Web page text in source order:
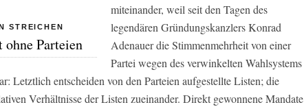
STREICHEN
Parteien
miteinander, weil seit den Tagen des
legendären Gründungskanzlers Konrad
Adenauer die Stimmenmehrheit von einer
Partei wegen des verwinkelten Wahlsystems
Letztlich entscheiden von den Parteien aufgestellte Listen; die
Verhältnisse der Listen zueinander. Direkt gewonnene Mandate